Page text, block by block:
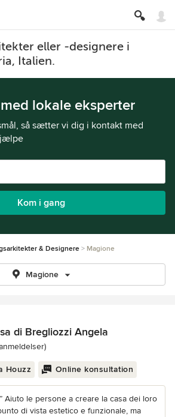
eller -designere i
Italien.
lokale eksperter
så sætter vi dig i kontakt med
Kom i gang
& Designere Magione
Magione
di Bregliozzi Angela
5 ud af 5 stjerner
Houzz Online konsultation
Aiuto le persone a creare la casa dei loro
di vista estetico e funzionale, ma